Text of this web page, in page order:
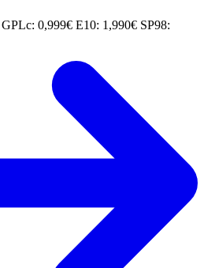
GPLc: 0,999€ E10: 1,990€ SP98: